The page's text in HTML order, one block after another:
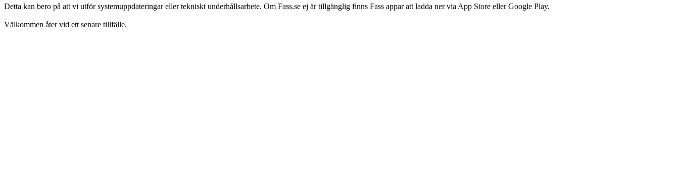
Detta kan bero på att vi utför systemuppdateringar eller tekniskt underhållsarbete. Om Fass.se ej är tillgänglig finns Fass appar att ladda ner via App Store eller Google Play.
Välkommen åter vid ett senare tillfälle.